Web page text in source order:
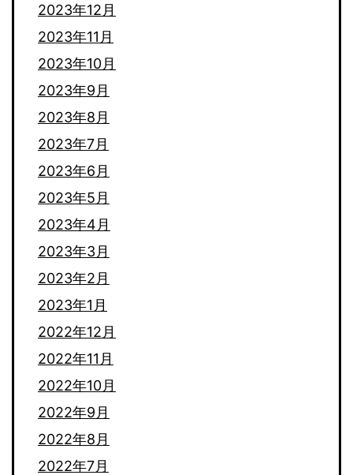
2023年12月
2023年11月
2023年10月
2023年9月
2023年8月
2023年7月
2023年6月
2023年5月
2023年4月
2023年3月
2023年2月
2023年1月
2022年12月
2022年11月
2022年10月
2022年9月
2022年8月
2022年7月